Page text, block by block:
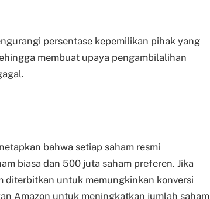
persentase kepemilikan pihak yang
membuat upaya pengambilalihan
bahwa setiap saham resmi
biasa dan 500 juta saham preferen. Jika
diterbitkan untuk memungkinkan konversi
Amazon untuk meningkatkan jumlah saham